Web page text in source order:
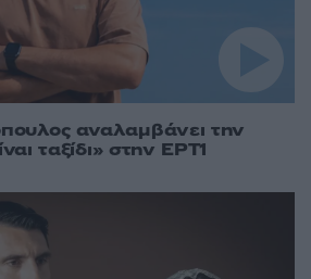
αναλαμβάνει την
ταξίδι» στην ΕΡΤ1